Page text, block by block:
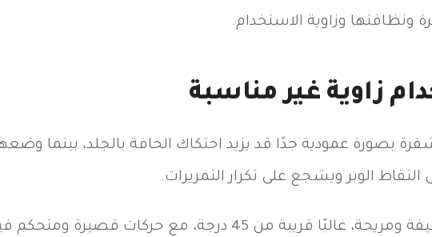
وزاوية الاستخدام.
زاوية غير مناسبة
بصورة عمودية جدًا قد يزيد احتكاك الحافة بالجلد، بينما
الوبر ويشجع على تكرار التمريرات.
استخدمي زاوية خفيفة ومريحة، غالبًا قريبة من 45 درجة، مع حركات قصيرة